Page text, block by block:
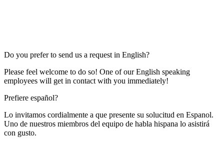
Do you prefer to send us a request in English?
Please feel welcome to do so! One of our English speaking
employees will get in contact with you immediately!
Prefiere español?
Lo invitamos cordialmente a que presente su solucitud en Espanol.
Uno de nuestros miembros del equipo de habla hispana lo asistirá
con gusto.